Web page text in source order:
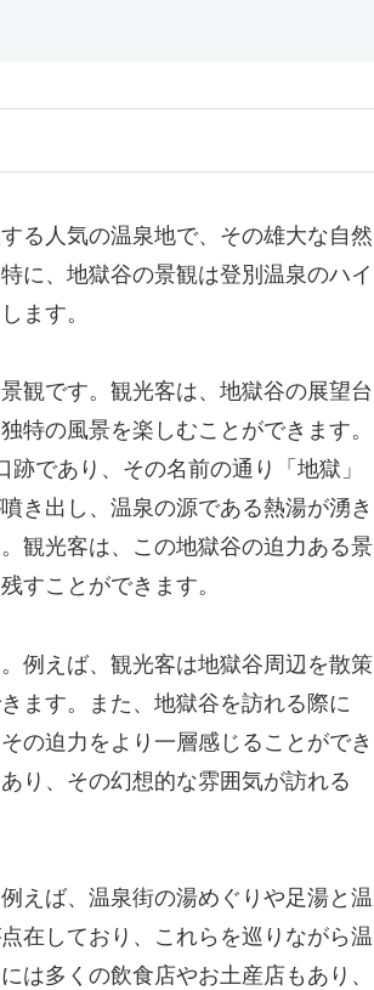
る人気の温泉地で、その雄大な自然
に、地獄谷の景観は登別温泉のハイ
ます。
観です。観光客は、地獄谷の展望台
特の風景を楽しむことができます。
であり、その名前の通り「地獄」
き出し、温泉の源である熱湯が湧き
観光客は、この地獄谷の迫力ある景
すことができます。
例えば、観光客は地獄谷周辺を散策
ます。また、地獄谷を訪れる際に
の迫力をより一層感じることができ
り、その幻想的な雰囲気が訪れる
えば、温泉街の湯めぐりや足湯と温
在しており、これらを巡りながら温
は多くの飲食店やお土産店もあり、